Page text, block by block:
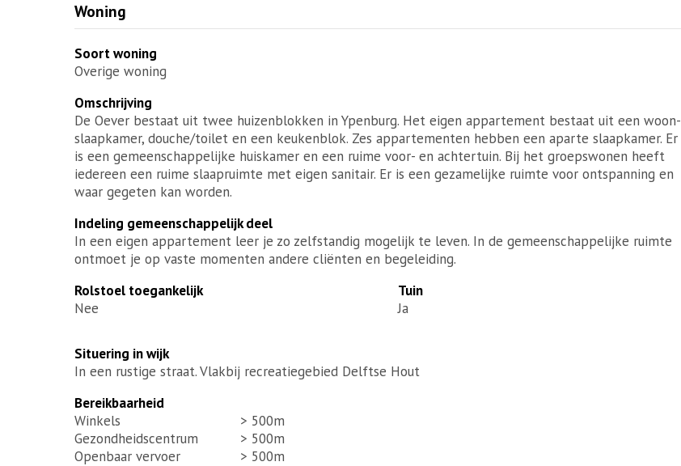
Woning
Soort woning
Overige woning
Omschrijving
De Oever bestaat uit twee huizenblokken in Ypenburg. Het eigen appartement bestaat uit een woon-
slaapkamer, douche/toilet en een keukenblok. Zes appartementen hebben een aparte slaapkamer. Er
is een gemeenschappelijke huiskamer en een ruime voor- en achtertuin. Bij het groepswonen heeft
iedereen een ruime slaapruimte met eigen sanitair. Er is een gezamelijke ruimte voor ontspanning en
waar gegeten kan worden.
Indeling gemeenschappelijk deel
In een eigen appartement leer je zo zelfstandig mogelijk te leven. In de gemeenschappelijke ruimte
ontmoet je op vaste momenten andere cliënten en begeleiding.
Rolstoel toegankelijk
Nee
Tuin
Ja
Situering in wijk
In een rustige straat. Vlakbij recreatiegebied Delftse Hout
Bereikbaarheid
Winkels
> 500m
Gezondheidscentrum
> 500m
Openbaar vervoer
> 500m